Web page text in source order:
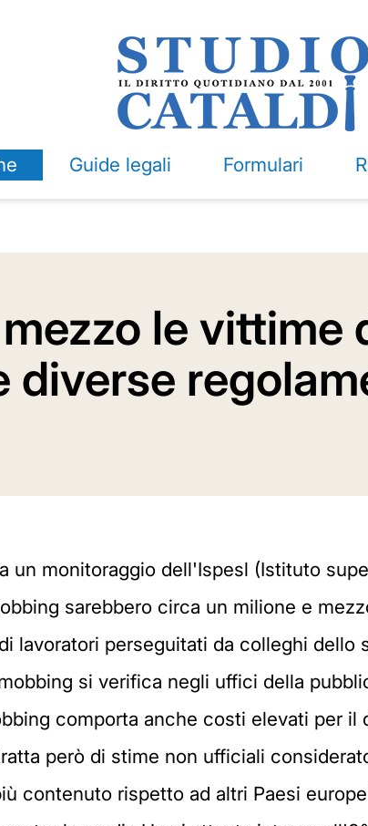
Guide legali Formulari
le vittime
diverse
un monitoraggio dell'Ispesl (Istituto
sarebbero circa un milione e
lavoratori perseguitati da colleghi dello
si verifica negli uffici della
comporta anche costi elevati per
però di stime non ufficiali
contenuto rispetto ad altri Paesi